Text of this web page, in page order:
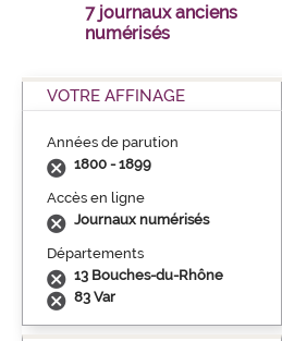
7 journaux anciens
numérisés
VOTRE AFFINAGE
Années de parution
1800 - 1899
Accès en ligne
Journaux numérisés
Départements
13 Bouches-du-Rhône
83 Var